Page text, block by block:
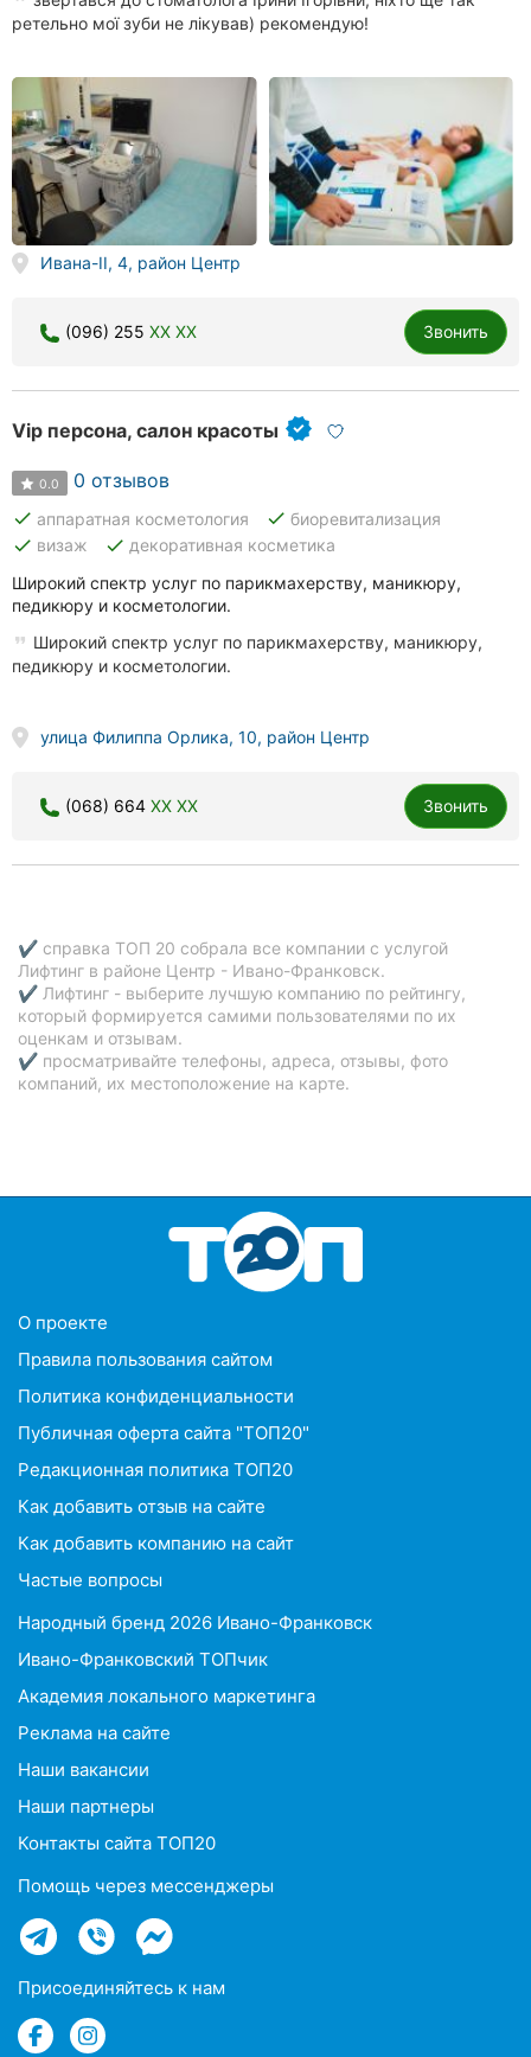
ретельно мої зуби не лікував) рекомендую!
Ивана-II, 4, район Центр
(096) 255 XX XX Звонить
Vip персона, салон красоты
0.0 0 отзывов
done аппаратная косметология done биоревитализация
done визаж done декоративная косметика
Широкий спектр услуг по парикмахерству, маникюру,
педикюру и косметологии.
Широкий спектр услуг по парикмахерству, маникюру,
педикюру и косметологии.
улица Филиппа Орлика, 10, район Центр
(068) 664 XX XX Звонить
✔ справка ТОП 20 собрала все компании с услугой
Лифтинг в районе Центр - Ивано-Франковск.
✔ Лифтинг - выберите лучшую компанию по рейтингу,
который формируется самими пользователями по их
оценкам и отзывам.
✔ просматривайте телефоны, адреса, отзывы, фото
компаний, их местоположение на карте.
O проекте
Правила пользования сайтом
Политика конфиденциальности
Публичная оферта сайта "ТОП20"
Редакционная политика ТОП20
Как добавить отзыв на сайте
Как добавить компанию на сайт
Частые вопросы
Народный бренд 2026 Ивано-Франковск
Ивано-Франковский ТОПчик
Академия локального маркетинга
Реклама на сайте
Наши вакансии
Наши партнеры
Контакты сайта ТОП20
Помощь через мессенджеры
Присоединяйтесь к нам